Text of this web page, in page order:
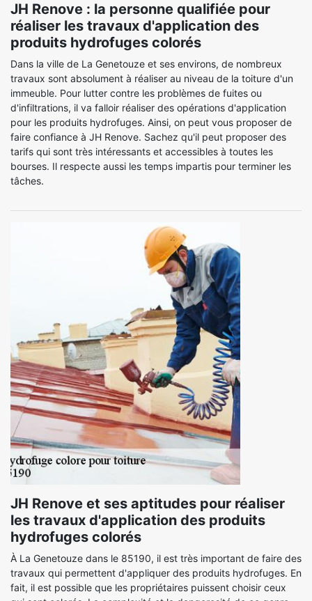
JH Renove : la personne qualifiée pour
réaliser les travaux d'application des
produits hydrofuges colorés
Dans la ville de La Genetouze et ses environs, de nombreux
travaux sont absolument à réaliser au niveau de la toiture d'un
immeuble. Pour lutter contre les problèmes de fuites ou
d'infiltrations, il va falloir réaliser des opérations d'application
pour les produits hydrofuges. Ainsi, on peut vous proposer de
faire confiance à JH Renove. Sachez qu'il peut proposer des
tarifs qui sont très intéressants et accessibles à toutes les
bourses. Il respecte aussi les temps impartis pour terminer les
tâches.
JH Renove et ses aptitudes pour réaliser
les travaux d'application des produits
hydrofuges colorés
À La Genetouze dans le 85190, il est très important de faire des
travaux qui permettent d'appliquer des produits hydrofuges. En
fait, il est possible que les propriétaires puissent choisir ceux